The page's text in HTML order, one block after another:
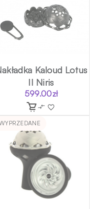
Kaloud Lotus
II Niris
599.00zł